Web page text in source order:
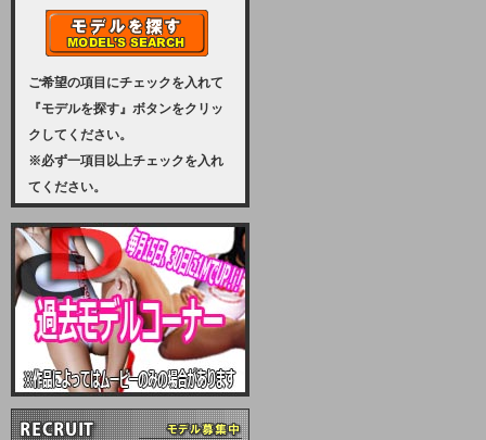
ん。
2023-08-31 (木)
【サーバーメンテナンス実施のお知
らせ】
2023年 9月10日（日曜日）午前8：
サーバーメンテナンスを実施いたし
ます。その為、アクセスはできませ
ますが、ご理解の程を宜しくお願い
致します。
2022-09-01 (木)
【サーバーメンテナンスのお知ら
せ】
9月10日（土曜日）AM6：00から
AM8：00（予定）サーバーメンテ
ご希望の項目にチェックを入れて
『モデルを探す』ボタンをクリッ
クしてください。
※必ず一項目以上チェックを入れ
てください。